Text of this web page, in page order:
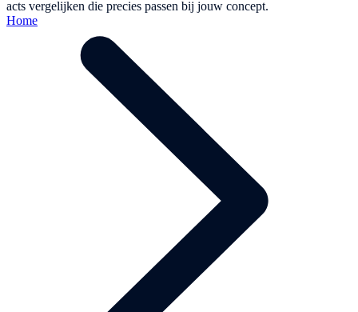
acts vergelijken die precies passen bij jouw concept.
Home